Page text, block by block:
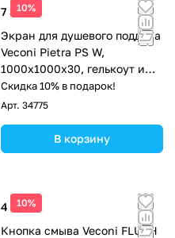
10%
7 311 ₽
Экран для душевого поддона
Veconi Pietra PS W,
1000x1000x30, гелькоут и
стекловолокно, белый
Скидка 10% в подарок!
Арт. 34775
В корзину
10%
4 513 ₽
Кнопка смыва Veconi FLUSH